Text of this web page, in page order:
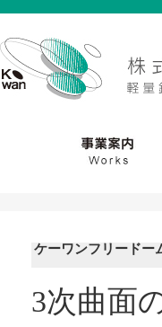
ケーワンフリードー
3次曲面